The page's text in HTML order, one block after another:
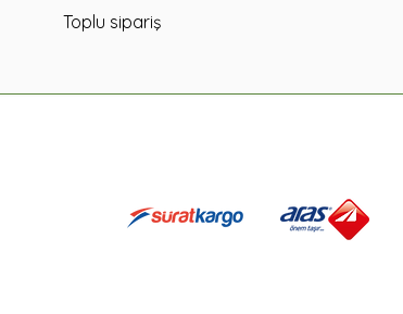
Toplu sipariş